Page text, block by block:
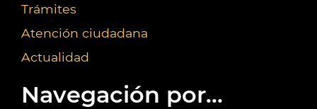
Trámites
Atención ciudadana
Actualidad
Navegación por...